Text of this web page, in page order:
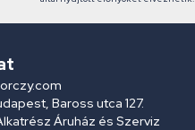
Baross utca 127.
Áruház és Szerviz